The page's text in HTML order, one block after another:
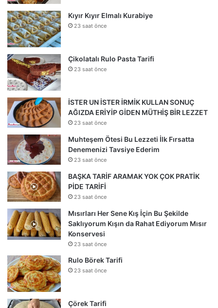
Kıyır Kıyır Elmalı Kurabiye
23 saat önce
Çikolatalı Rulo Pasta Tarifi
23 saat önce
İSTER UN İSTER İRMİK KULLAN SONUÇ
AĞIZDA ERİYİP GİDEN MÜTHİŞ BİR LEZZET
23 saat önce
Muhteşem Ötesi Bu Lezzeti İlk Fırsatta
Denemenizi Tavsiye Ederim
23 saat önce
BAŞKA TARİF ARAMAK YOK ÇOK PRATİK
PİDE TARİFİ
23 saat önce
Mısırları Her Sene Kış İçin Bu Şekilde
Saklıyorum Kışın da Rahat Ediyorum Mısır
Konservesi
23 saat önce
Rulo Börek Tarifi
23 saat önce
Çörek Tarifi